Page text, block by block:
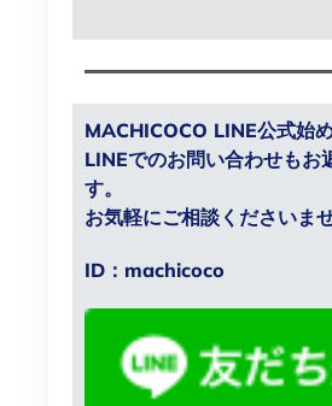
MACHICOCO LINE公式始
LINEでのお問い合わせもお
す。
お気軽にご相談くださいま
ID：machicoco